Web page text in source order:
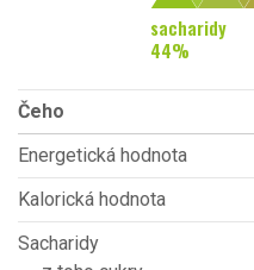
sacharidy
44%
Čeho
Energetická hodnota
Kalorická hodnota
Sacharidy